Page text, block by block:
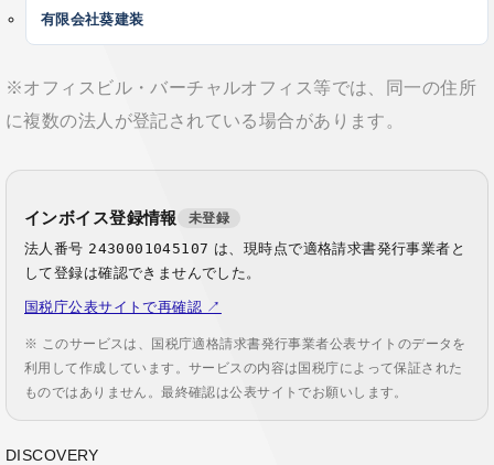
有限会社葵建装
※オフィスビル・バーチャルオフィス等では、同一の住所
に複数の法人が登記されている場合があります。
インボイス登録情報 未登録
法人番号 2430001045107 は、現時点で適格請求書発行事業者と
して登録は確認できませんでした。
国税庁公表サイトで再確認 ↗
※ このサービスは、国税庁適格請求書発行事業者公表サイトのデータを
利用して作成しています。サービスの内容は国税庁によって保証された
ものではありません。最終確認は公表サイトでお願いします。
DISCOVERY